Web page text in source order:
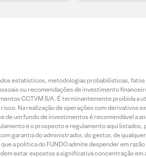
estatísticos, metodologias probabilísticas,
ou recomendações de investimento
CCTVM S/A. É terminantemente proibida a
Na realização de operações com derivativos
um fundo de investimentos é recomendável a
e o prospecto e regulamento aqui
garantia do administrador, do gestor, de
a política do FUNDO admite despender em
estar expostos a significativa concentração